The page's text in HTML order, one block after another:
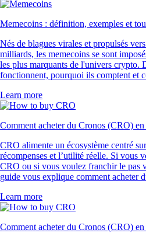
Memecoins : définition, exemples et
Nés de blagues virales et propulsés
milliards, les memecoins se sont
les plus marquants de l'univers crypto.
fonctionnent, pourquoi ils comptent et
Learn more
Comment acheter du Cronos (CRO) en
CRO alimente un écosystème centré
récompenses et l’utilité réelle. Si vous
CRO ou si vous voulez franchir le pas
guide vous explique comment acheter
Learn more
Comment acheter du Cronos (CRO) en